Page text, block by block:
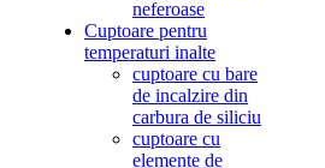
neferoase
Cuptoare pentru
temperaturi inalte
cuptoare cu bare
de incalzire din
carbura de siliciu
cuptoare cu
elemente de